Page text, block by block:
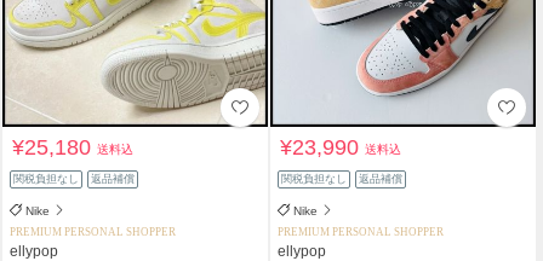
¥25,180送料込
関税負担なし 返品補償
Nike
PREMIUM PERSONAL SHOPPER
ellypop
¥23,990送料込
関税負担なし 返品補償
Nike
PREMIUM PERSONAL SHOPPER
ellypop